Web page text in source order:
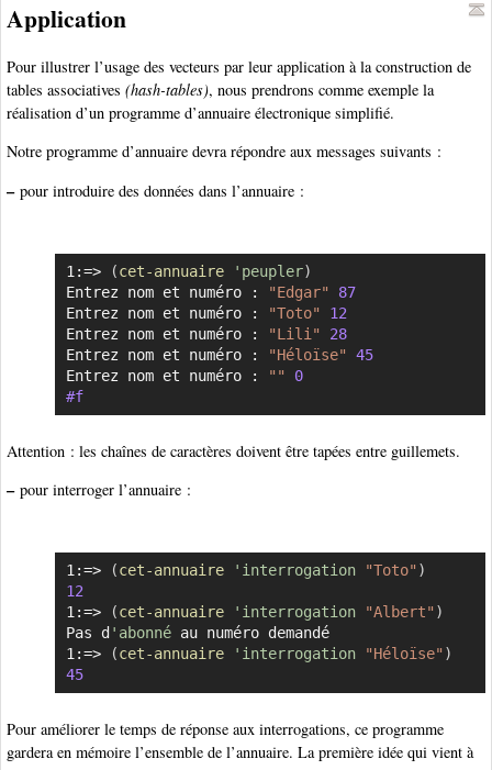
Application
Pour illustrer l’usage des vecteurs par leur application à la construction de
tables associatives (hash-tables), nous prendrons comme exemple la
réalisation d’un programme d’annuaire électronique simplifié.
Notre programme d’annuaire devra répondre aux messages suivants :
–pour introduire des données dans l’annuaire :
1:=> (cet-annuaire 'peupler)
Entrez nom et numéro :
"Edgar"
87
Entrez nom et numéro :
"Toto"
12
Entrez nom et numéro :
"Lili"
28
Entrez nom et numéro :
"Héloïse"
45
Entrez nom et numéro :
""
0
#f
Attention : les chaînes de caractères doivent être tapées entre guillemets.
–pour interroger l’annuaire :
1:=> (cet-annuaire 'interrogation "Toto" )
12
1:=>
(cet-annuaire 'interrogation "Albert" )
Pas d 'abonné au numéro demandé
1:=>
(cet-annuaire 'interrogation "Héloïse" )
45
Copier
Pour améliorer le temps de réponse aux interrogations, ce programme
gardera en mémoire l’ensemble de l’annuaire. La première idée qui vient à